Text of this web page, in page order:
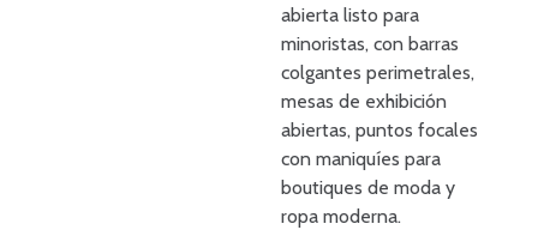
abierta listo para
minoristas, con barras
colgantes perimetrales,
mesas de exhibición
abiertas, puntos focales
con maniquíes para
boutiques de moda y
ropa moderna.